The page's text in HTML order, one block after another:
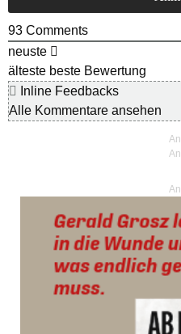
93 Comments
neuste
älteste beste Bewertung
Inline Feedbacks
Alle Kommentare ansehen